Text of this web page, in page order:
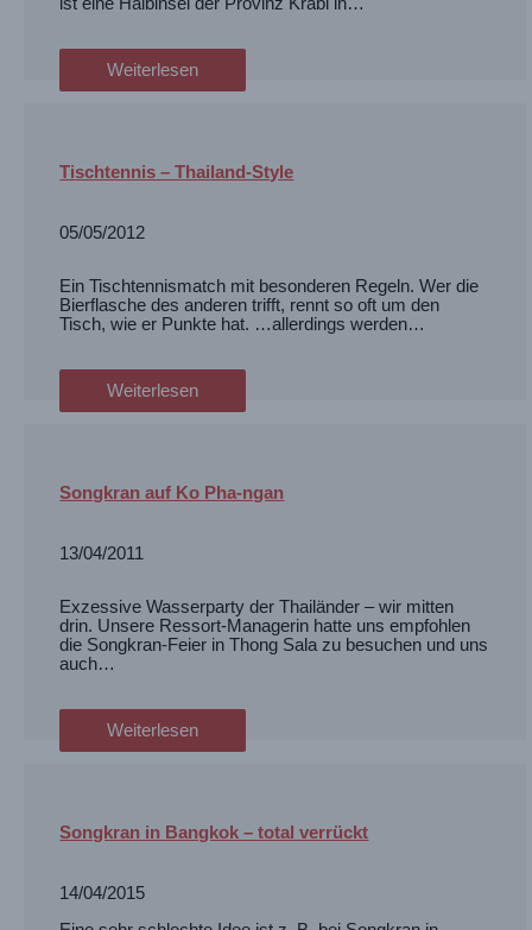
ist eine Halbinsel der Provinz Krabi in…
Weiterlesen
Tischtennis – Thailand-Style
05/05/2012
Ein Tischtennismatch mit besonderen Regeln. Wer die
Bierflasche des anderen trifft, rennt so oft um den
Tisch, wie er Punkte hat. …allerdings werden…
Weiterlesen
Songkran auf Ko Pha-ngan
13/04/2011
Exzessive Wasserparty der Thailänder – wir mitten
drin. Unsere Ressort-Managerin hatte uns empfohlen
die Songkran-Feier in Thong Sala zu besuchen und uns
auch…
Weiterlesen
Songkran in Bangkok – total verrückt
14/04/2015